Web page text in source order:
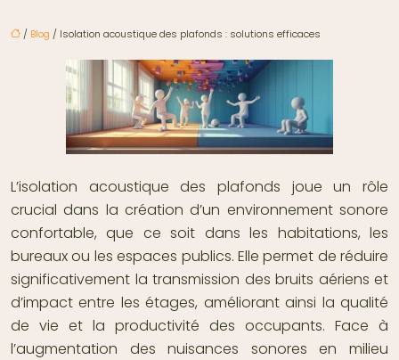
/ Blog / Isolation acoustique des plafonds : solutions efficaces
L’isolation acoustique des plafonds joue un rôle
crucial dans la création d’un environnement sonore
confortable, que ce soit dans les habitations, les
bureaux ou les espaces publics. Elle permet de réduire
significativement la transmission des bruits aériens et
d’impact entre les étages, améliorant ainsi la qualité
de vie et la productivité des occupants. Face à
l’augmentation des nuisances sonores en milieu